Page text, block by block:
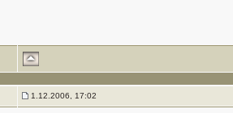
1.12.2006, 17:02